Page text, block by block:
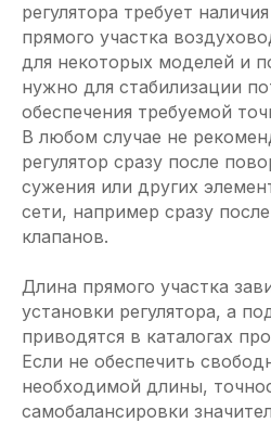
регулятора требует
прямого участка
для некоторых моделей и
нужно для стабилизации
обеспечения требуемой
В любом случае не
регулятор сразу после
сужения или других
сети, например сразу
клапанов.
Длина прямого участка
установки регулятора, а
приводятся в каталогах
Если не обеспечить
необходимой длины,
самобалансировки